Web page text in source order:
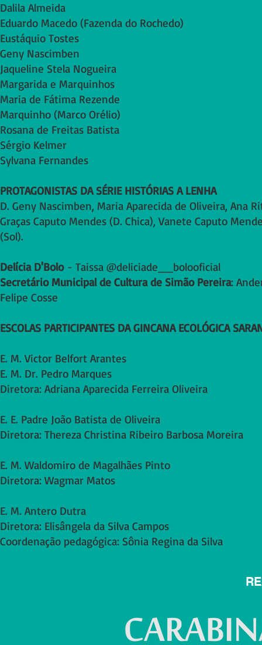
Dalila Almeida
Eduardo Macedo (Fazenda do Rochedo)
Eustáquio Tostes
Geny Nascimben
Jaqueline Stela Nogueira
Margarida e Marquinhos
Maria de Fátima Rezende
Marquinho (Marco Orélio)
Rosana de Freitas Batista
Sérgio Kelmer
Sylvana Fernandes
PROTAGONISTAS DA SÉRIE HISTÓRIAS A LENHA
D. Geny Nascimben, Maria Aparecida de Oliveira, Ana
Graças Caputo Mendes (D. Chica), Vanete Caputo
(Sol).
Delícia D'Bolo- Taissa @deliciade__bolooficial
Secretário Municipal de Cultura de Simão Pereira:
Felipe Cosse
ESCOLAS PARTICIPANTES DA GINCANA ECOLÓGICA
E. M. Victor Belfort Arantes
E. M. Dr. Pedro Marques
Diretora: Adriana Aparecida Ferreira Oliveira
E. E. Padre João Batista de Oliveira
Diretora: Thereza Christina Ribeiro Barbosa Moreira
E. M. Waldomiro de Magalhães Pinto
Diretora: Wagmar Matos
E. M. Antero Dutra
Diretora: Elisângela da Silva Campos
Coordenação pedagógica: ​ Sônia Regina da Silva